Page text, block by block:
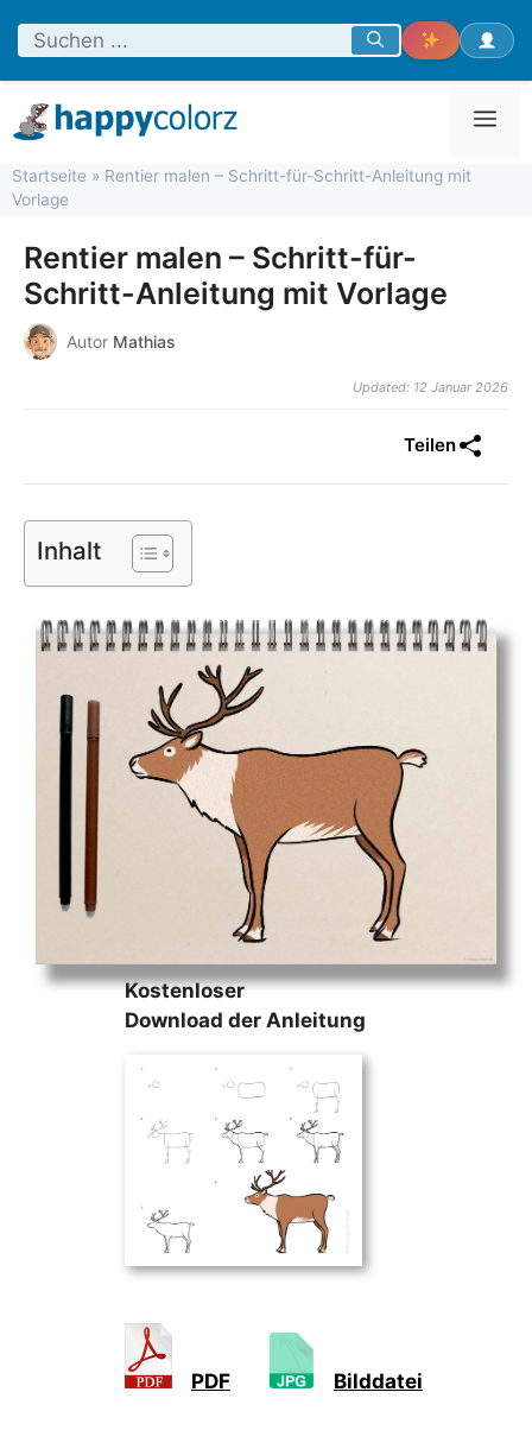
Inhalt
Startseite » Rentier malen – Schritt-für-Schritt-Anleitung mit
Vorlage
Rentier malen – Schritt-für-
Schritt-Anleitung mit Vorlage
Autor Mathias
Updated: 12 Januar 2026
Teilen
Inhalt
Kostenloser
Download der Anleitung
PDF Bilddatei